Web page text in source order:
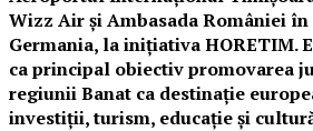
Wizz Air și Ambasada României
Germania, la inițiativa HORETIM.
ca principal obiectiv promovarea
regiunii Banat ca destinație
investiții, turism, educație și